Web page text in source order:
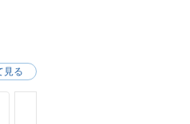
見る